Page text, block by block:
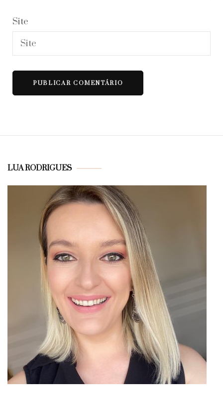
Site
LUA RODRIGUES